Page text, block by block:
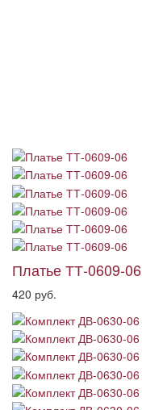
Платье ТТ-0609-06
420 руб.